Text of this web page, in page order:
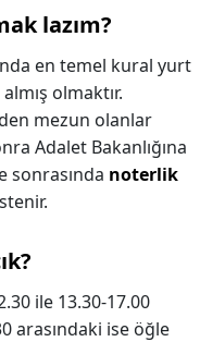
lazım?
en temel kural yurt
olmaktır.
mezun olanlar
Adalet Bakanlığına
sonrasında noterlik
ile 13.30-17.00
arasındaki ise öğle